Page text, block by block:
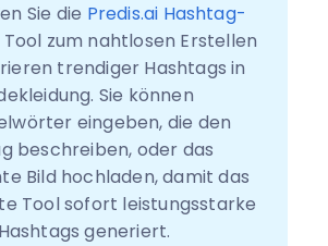
Sie die Predis.ai Hashtag-
Tool zum nahtlosen Erstellen
trendiger Hashtags in
Sie können
eingeben, die den
beschreiben, oder das
Bild hochladen, damit das
Tool sofort leistungsstarke
Hashtags generiert.